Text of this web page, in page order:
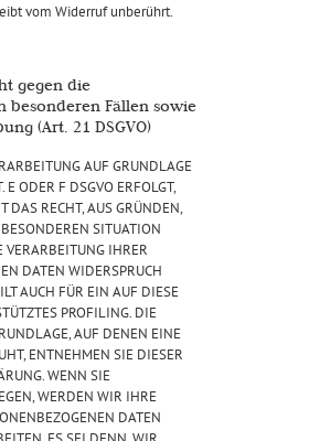
vom Widerruf unberührt.
gegen die
besonderen Fällen sowie
(Art. 21 DSGVO)
AUF GRUNDLAGE
E ODER F DSGVO ERFOLGT,
DAS RECHT, AUS GRÜNDEN,
SITUATION
VERARBEITUNG IHRER
DATEN WIDERSPRUCH
AUCH FÜR EIN AUF DIESE
PROFILING. DIE
AUF DENEN EINE
ENTNEHMEN SIE DIESER
WENN SIE
WERDEN WIR IHRE
DATEN